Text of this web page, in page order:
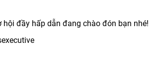
đầy hấp dẫn đang chào đón bạn nhé!